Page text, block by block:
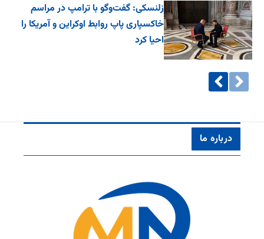
زلنسکی: گفت‌وگو با ترامپ در مراسم
خاکسپاری پاپ روابط اوکراین و آمریکا را
احیا کرد
درباره ما